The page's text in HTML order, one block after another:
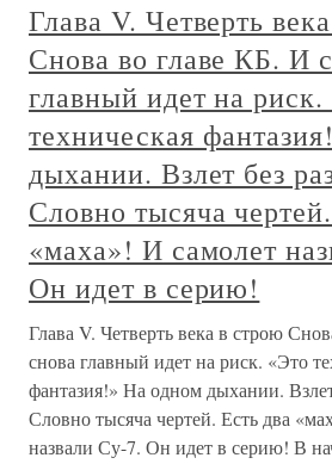
Глава V. Четверть
Снова во главе КБ. И
главный идет на
техническая
дыхании. Взлет без
Словно тысяча
«маха»! И самолет
Он идет в серию!
Глава V. Четверть века в строю
снова главный идет на риск. «Это
фантазия!» На одном дыхании.
Словно тысяча чертей. Есть два
назвали Су-7. Он идет в серию! В